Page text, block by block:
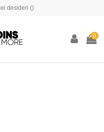
desideri ()
0